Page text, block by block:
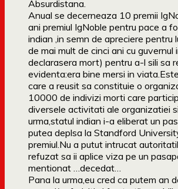
Absurdistana.
Anual se decerneaza 10 premii
ani premiul IgNoble pentru pace a
indian ,in semn de apreciere pentru
de mai mult de cinci ani cu guvernul
declarasera mort) pentru a-l sili sa
evidenta:era bine mersi in
care a reusit sa constituie o
10000 de indivizi morti care
diversele activitati ale organizatiei
urma,statul indian i-a eliberat un
putea deplsa la Standford
premiul.Nu a putut intrucat
refuzat sa ii aplice viza pe un
mentionat …decedat…
Pana la urma,eu cred ca putem an